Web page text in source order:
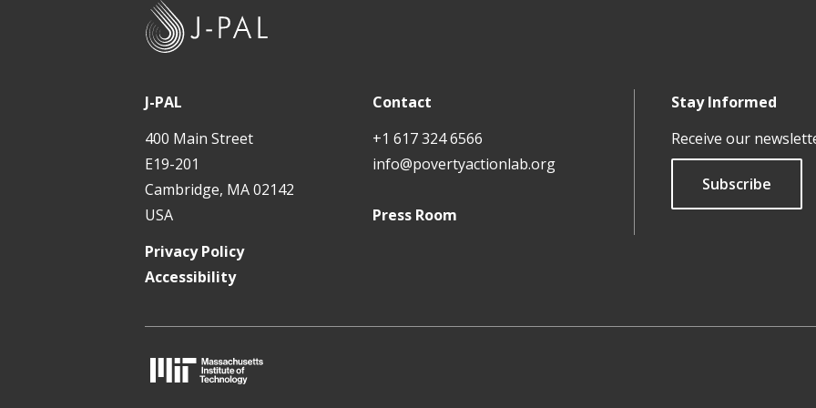
J-PAL
400 Main Street
E19-201
Cambridge, MA 02142
USA
Contact
+1 617 324 6566
info@povertyactionlab.org
Press Room
Stay Informed
Receive our
Subscribe
Privacy Policy
Accessibility